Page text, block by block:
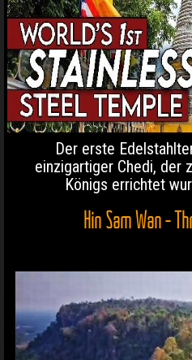
Der erste
einzigartiger Chedi, der
Königs errichtet
Hin Sam Wan -